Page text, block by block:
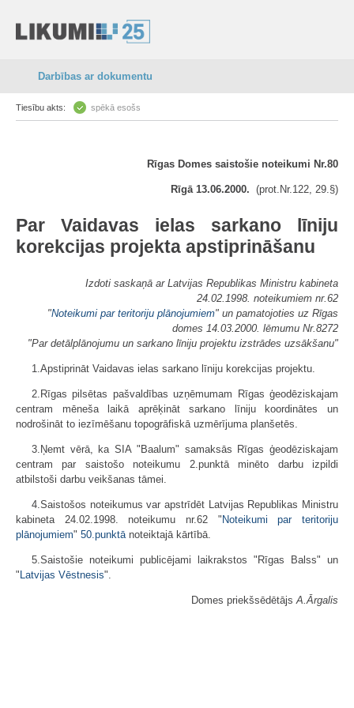
Darbības ar dokumentu
Tiesību akts: spēkā esošs
Rīgas Domes saistošie noteikumi Nr.80
Rīgā 13.06.2000. (prot.Nr.122, 29.§)
Par Vaidavas ielas sarkano līniju
korekcijas projekta apstiprināšanu
Izdoti saskaņā ar Latvijas Republikas Ministru kabineta
24.02.1998. noteikumiem nr.62
"Noteikumi par teritoriju plānojumiem" un pamatojoties uz Rīgas
domes 14.03.2000. lēmumu Nr.8272
"Par detālplānojumu un sarkano līniju projektu izstrādes uzsākšanu"
1.Apstiprināt Vaidavas ielas sarkano līniju korekcijas projektu.
2.Rīgas pilsētas pašvaldības uzņēmumam Rīgas ģeodēziskajam
centram mēneša laikā aprēķināt sarkano līniju koordinātes un
nodrošināt to iezīmēšanu topogrāfiskā uzmērījuma planšetēs.
3.Ņemt vērā, ka SIA "Baalum" samaksās Rīgas ģeodēziskajam
centram par saistošo noteikumu 2.punktā minēto darbu izpildi
atbilstoši darbu veikšanas tāmei.
4.Saistošos noteikumus var apstrīdēt Latvijas Republikas Ministru
kabineta 24.02.1998. noteikumu nr.62 " Noteikumi par teritoriju
plānojumiem" 50.punktānoteiktajā kārtībā.
5.Saistošie noteikumi publicējami laikrakstos "Rīgas Balss" un
" Latvijas Vēstnesis".
Domes priekšsēdētājsA.Ārgalis